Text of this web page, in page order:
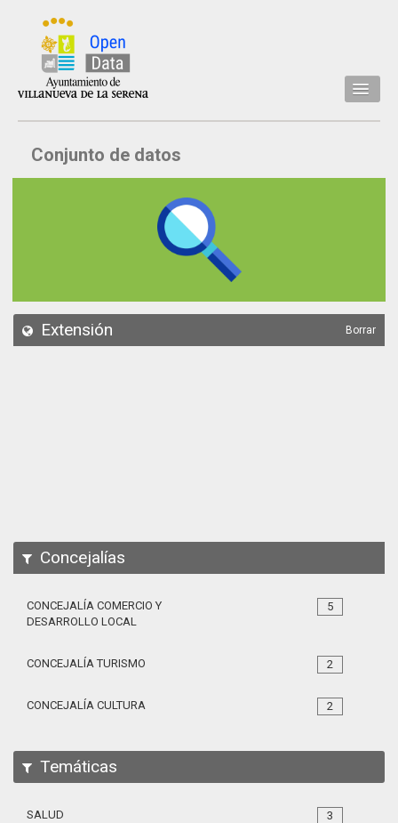
Inicio
Datos
API
Conjunto de datos
Extensión Borrar
Concejalías
5
CONCEJALÍA COMERCIO Y
DESARROLLO LOCAL
2
CONCEJALÍA TURISMO
2
CONCEJALÍA CULTURA
Temáticas
3
SALUD